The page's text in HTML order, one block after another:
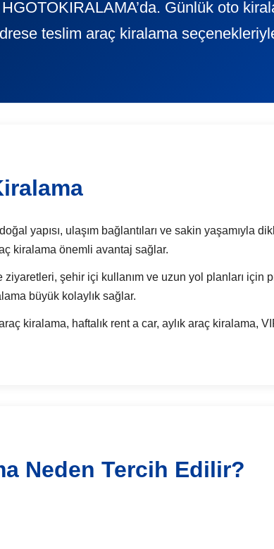
Günlük oto
teslim araç kiralama
yapısı, ulaşım bağlantıları ve sakin yaşamıyla
kiralama önemli avantaj sağlar.
şehir içi kullanım ve uzun yol planları için
büyük kolaylık sağlar.
kiralama, haftalık rent a car, aylık araç kiralama,
Neden Tercih Edilir?